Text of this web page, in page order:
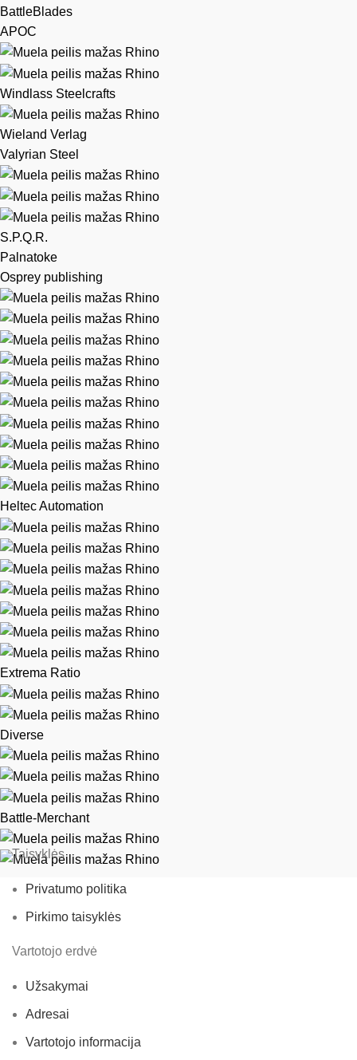
BattleBlades
APOC
Windlass Steelcrafts
Wieland Verlag
Valyrian Steel
S.P.Q.R.
Palnatoke
Osprey publishing
Heltec Automation
Extrema Ratio
Diverse
Battle-Merchant
Taisyklės
Privatumo politika
Pirkimo taisyklės
Vartotojo erdvė
Užsakymai
Adresai
Vartotojo informacija